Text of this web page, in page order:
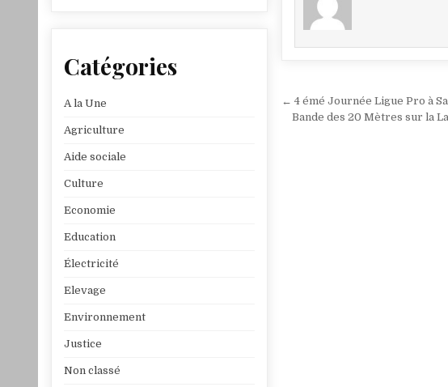
Navigation
de
← 4 émé Journée Ligue Pro à
Bande des 20 Mètres sur la
Catégories
A la Une
Agriculture
Aide sociale
Culture
Economie
Education
Électricité
Elevage
Environnement
Justice
Non classé